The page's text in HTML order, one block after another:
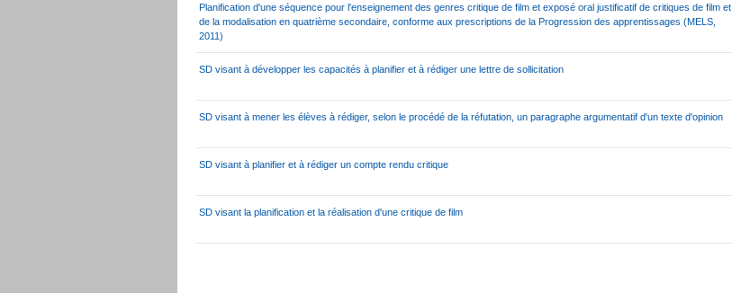
Planification d'une séquence pour l'enseignement des genres critique de film et exposé oral justificatif de critiques de film et
de la modalisation en quatrième secondaire, conforme aux prescriptions de la Progression des apprentissages (MELS,
2011)
SD visant à développer les capacités à planifier et à rédiger une lettre de sollicitation
SD visant à mener les élèves à rédiger, selon le procédé de la réfutation, un paragraphe argumentatif d'un texte d'opinion
SD visant à planifier et à rédiger un compte rendu critique
SD visant la planification et la réalisation d'une critique de film